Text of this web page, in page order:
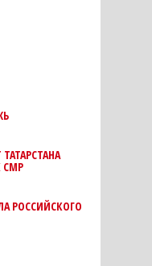
СМР
РОССИЙСКОГО